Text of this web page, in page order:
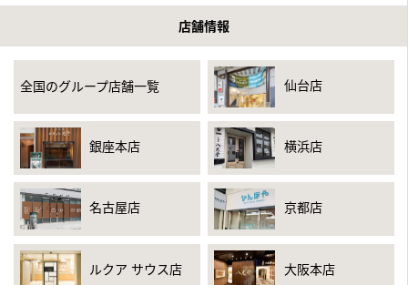
店舗情報
全国のグループ店舗一覧 仙台店
銀座本店 横浜店
名古屋店 京都店
ルクア サウス店 大阪本店